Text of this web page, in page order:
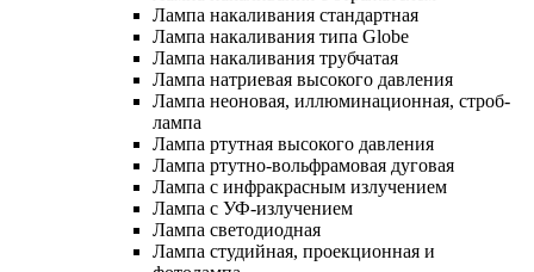
Лампа накаливания стандартная
Лампа накаливания типа Globe
Лампа накаливания трубчатая
Лампа натриевая высокого давления
Лампа неоновая, иллюминационная, строб-
лампа
Лампа ртутная высокого давления
Лампа ртутно-вольфрамовая дуговая
Лампа с инфракрасным излучением
Лампа с УФ-излучением
Лампа светодиодная
Лампа студийная, проекционная и